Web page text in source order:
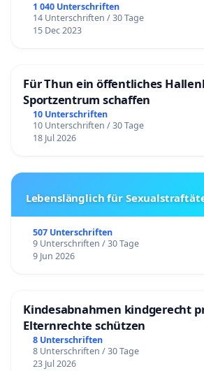
1 040 Unterschriften
14 Unterschriften / 30 Tage
15 Dec 2023
Für Thun ein öffentliches
Sportzentrum schaffen
10 Unterschriften
10 Unterschriften / 30 Tage
18 Jul 2026
Lebenslänglich für
507 Unterschriften
9 Unterschriften / 30 Tage
9 Jun 2026
Kindesabnahmen kindgerecht
Elternrechte schützen
8 Unterschriften
8 Unterschriften / 30 Tage
23 Jul 2026